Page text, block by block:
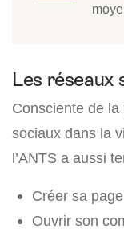
Les réseaux
Consciente de la
sociaux dans la
l’ANTS a aussi
Créer sa
Ouvrir son